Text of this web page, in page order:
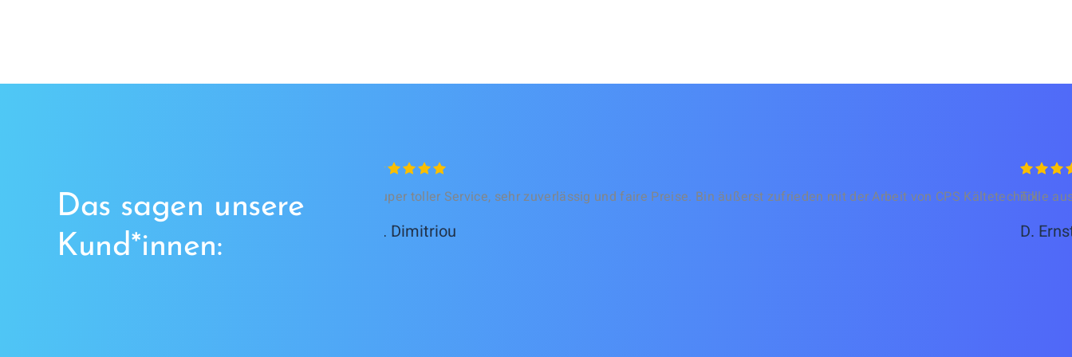
Das sagen unsere
Kund*innen:
Super toller Service, sehr zuverlässig und faire Preise. Bin äußerst zufrieden mit der Arbeit von CPS Kältetechnik.
A. Dimitriou
Tolle
D.